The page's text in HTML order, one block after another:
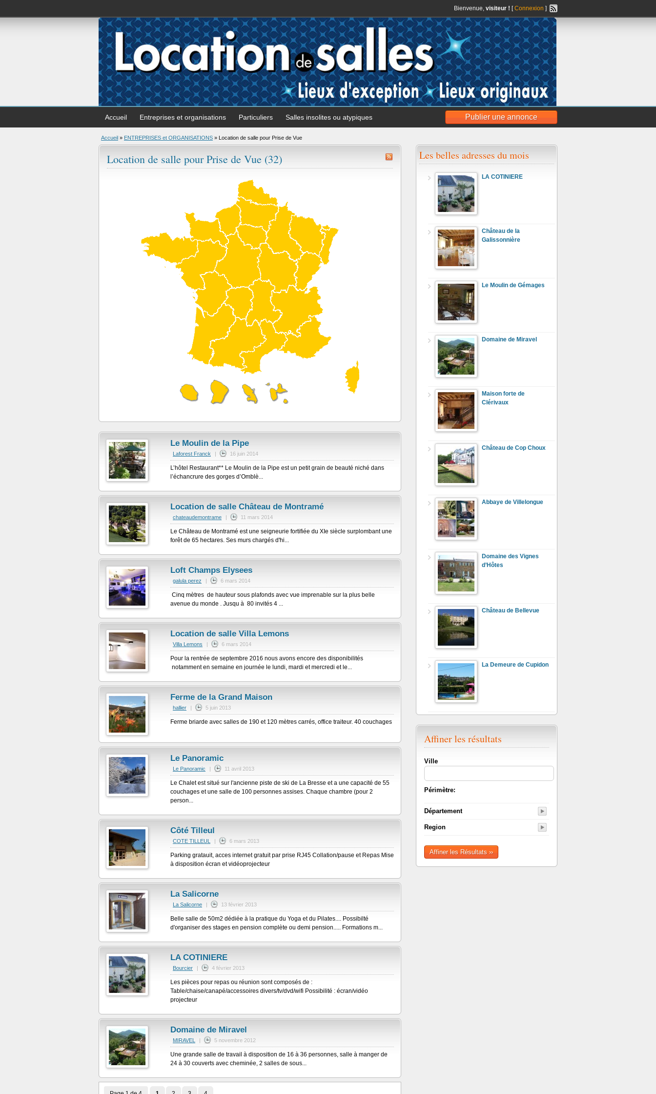
Bienvenue, visiteur ! [Connexion ]
Publier une annonce
Accueil Entreprises et organisations Particuliers Salles insolites ou atypiques
Accueil » ENTREPRISES et ORGANISATIONS » Location de salle pour Prise de Vue
Location de salle pour Prise de Vue (32)
Le Moulin de la Pipe
Laforest Franck | 16 juin 2014
L’hôtel Restaurant** Le Moulin de la Pipe est un petit grain de beauté niché dans
l’échancrure des gorges d’Omblè...
Location de salle Château de Montramé
chateaudemontrame | 11 mars 2014
Le Château de Montramé est une seigneurie fortifiée du XIe siècle surplombant une
forêt de 65 hectares. Ses murs chargés d'hi...
Loft Champs Elysees
galula perez | 6 mars 2014
Cinq mètres de hauteur sous plafonds avec vue imprenable sur la plus belle
avenue du monde . Jusqu à 80 invités 4 ...
Location de salle Villa Lemons
Villa Lemons | 6 mars 2014
Pour la rentrée de septembre 2016 nous avons encore des disponibilités
notamment en semaine en journée le lundi, mardi et mercredi et le...
Ferme de la Grand Maison
hallier | 5 juin 2013
Ferme briarde avec salles de 190 et 120 mètres carrés, office traiteur. 40 couchages
Le Panoramic
Le Panoramic | 11 avril 2013
Le Chalet est situé sur l'ancienne piste de ski de La Bresse et a une capacité de 55
couchages et une salle de 100 personnes assises. Chaque chambre (pour 2
person...
Côté Tilleul
COTE TILLEUL | 6 mars 2013
Parking gratauit, acces internet gratuit par prise RJ45 Collation/pause et Repas Mise
à disposition écran et vidéoprojecteur
La Salicorne
La Salicorne | 13 février 2013
Belle salle de 50m2 dédiée à la pratique du Yoga et du Pilates.... Possibilté
d'organiser des stages en pension complète ou demi pension..... Formations m...
LA COTINIERE
Bourcier | 4 février 2013
Les pièces pour repas ou réunion sont composés de :
Table/chaise/canapé/accessoires divers/tv/dvd/wifi Possibilité : écran/vidéo
projecteur
Domaine de Miravel
MIRAVEL | 5 novembre 2012
Une grande salle de travail à disposition de 16 à 36 personnes, salle à manger de
24 à 30 couverts avec cheminée, 2 salles de sous...
Les belles adresses du mois
LA COTINIERE
Château de la
Galissonnière
Le Moulin de Gémages
Domaine de Miravel
Maison forte de
Clérivaux
Château de Cop Choux
Abbaye de Villelongue
Domaine des Vignes
d’Hôtes
Château de Bellevue
La Demeure de Cupidon
Affiner les résultats
Ville
Périmètre:
Département
Region
Affiner les Résultats ››